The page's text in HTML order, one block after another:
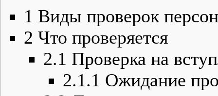
1 Виды проверок
2 Что проверяется
2.1 Проверка на
2.1.1 Ожидание